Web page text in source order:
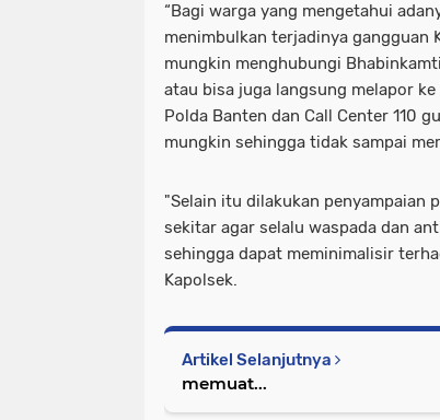
“Bagi warga yang mengetahui
menimbulkan terjadinya gangguan
mungkin menghubungi
atau bisa juga langsung melapor
Polda Banten dan Call Center 110
mungkin sehingga tidak sampai
"Selain itu dilakukan penyampaian
sekitar agar selalu waspada dan
sehingga dapat meminimalisir
Kapolsek.
Artikel Selanjutnya
memuat...